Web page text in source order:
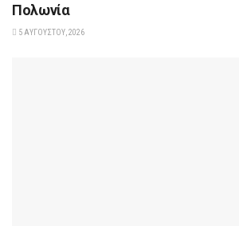
Πολωνία
5 ΑΥΓΟΎΣΤΟΥ, 2026